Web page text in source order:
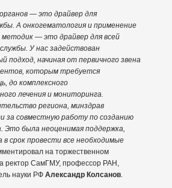
— это драйвер для
А онкогематология и применение
методик — это драйвер для всей
У нас задействован
подход, начиная от первичного звена
которым требуется
до комплексного
лечения и мониторинга.
региона, минздрав
за совместную работу по созданию
Это была неоценимая поддержка,
в срок провести все необходимые
на торжественном
ректор СамГМУ, профессор РАН,
науки РФ Александр Колсанов.